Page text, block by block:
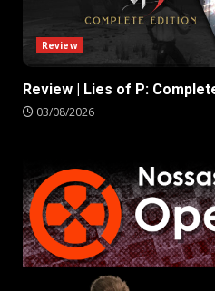
Review
Review | Lies of P:
03/08/2026